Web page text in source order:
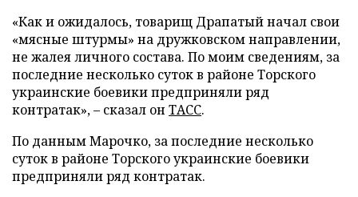
«Как и ожидалось, товарищ Драпатый начал свои
«мясные штурмы» на дружковском направлении,
не жалея личного состава. По моим сведениям, за
последние несколько суток в районе Торского
украинские боевики предприняли ряд
контратак», – сказал он ТАСС.
По данным Марочко, за последние несколько
суток в районе Торского украинские боевики
предприняли ряд контратак.